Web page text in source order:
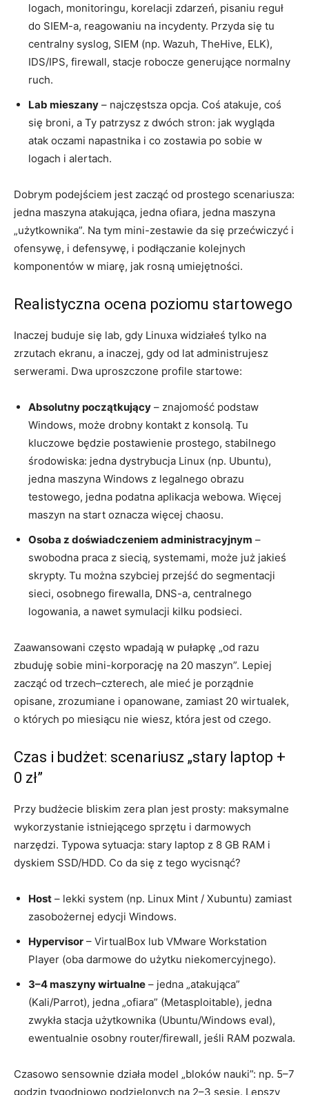
logach, monitoringu, korelacji zdarzeń, pisaniu reguł
do SIEM-a, reagowaniu na incydenty. Przyda się tu
centralny syslog, SIEM (np. Wazuh, TheHive, ELK),
IDS/IPS, firewall, stacje robocze generujące normalny
ruch.
Lab mieszany – najczęstsza opcja. Coś atakuje, coś
się broni, a Ty patrzysz z dwóch stron: jak wygląda
atak oczami napastnika i co zostawia po sobie w
logach i alertach.
Dobrym podejściem jest zacząć od prostego scenariusza:
jedna maszyna atakująca, jedna ofiara, jedna maszyna
„użytkownika”. Na tym mini-zestawie da się przećwiczyć i
ofensywę, i defensywę, i podłączanie kolejnych
komponentów w miarę, jak rosną umiejętności.
Realistyczna ocena poziomu startowego
Inaczej buduje się lab, gdy Linuxa widziałeś tylko na
zrzutach ekranu, a inaczej, gdy od lat administrujesz
serwerami. Dwa uproszczone profile startowe:
Absolutny początkujący – znajomość podstaw
Windows, może drobny kontakt z konsolą. Tu
kluczowe będzie postawienie prostego, stabilnego
środowiska: jedna dystrybucja Linux (np. Ubuntu),
jedna maszyna Windows z legalnego obrazu
testowego, jedna podatna aplikacja webowa. Więcej
maszyn na start oznacza więcej chaosu.
Osoba z doświadczeniem administracyjnym –
swobodna praca z siecią, systemami, może już jakieś
skrypty. Tu można szybciej przejść do segmentacji
sieci, osobnego firewalla, DNS-a, centralnego
logowania, a nawet symulacji kilku podsieci.
Zaawansowani często wpadają w pułapkę „od razu
zbuduję sobie mini-korporację na 20 maszyn”. Lepiej
zacząć od trzech–czterech, ale mieć je porządnie
opisane, zrozumiane i opanowane, zamiast 20 wirtualek,
o których po miesiącu nie wiesz, która jest od czego.
Czas i budżet: scenariusz „stary laptop +
0 zł”
Przy budżecie bliskim zera plan jest prosty: maksymalne
wykorzystanie istniejącego sprzętu i darmowych
narzędzi. Typowa sytuacja: stary laptop z 8 GB RAM i
dyskiem SSD/HDD. Co da się z tego wycisnąć?
Host – lekki system (np. Linux Mint / Xubuntu) zamiast
zasobożernej edycji Windows.
Hypervisor – VirtualBox lub VMware Workstation
Player (oba darmowe do użytku niekomercyjnego).
3–4 maszyny wirtualne – jedna „atakująca”
(Kali/Parrot), jedna „ofiara” (Metasploitable), jedna
zwykła stacja użytkownika (Ubuntu/Windows eval),
ewentualnie osobny router/firewall, jeśli RAM pozwala.
Czasowo sensownie działa model „bloków nauki”: np. 5–7
godzin tygodniowo podzielonych na 2–3 sesje. Lepszy